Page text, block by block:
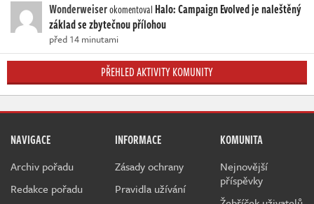
Wonderweiserokomentoval Halo: Campaign Evolved je naleštěný
základ se zbytečnou přílohou
před 14 minutami
PŘEHLED AKTIVITY KOMUNITY
NAVIGACE
Archiv pořadu
Redakce pořadu
INFORMACE
Zásady ochrany
Pravidla užívání
KOMUNITA
Nejnovější
příspěvky